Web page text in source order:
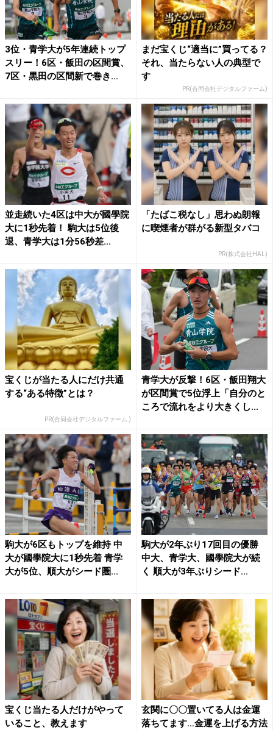
3位・青学大が5年連続トップ
スリー！6区・飯田の区間賞、
7区・黒田の区間新で巻き...
まだ宝くじ“適当に”買ってる？
それ、当たらない人の典型で
す
PR(合同会社デジタルファーム)
並走続いた4区は中大が國學院
大に1秒先着！ 駒大は5位後
退、青学大は1分56秒差...
「たばこ税なし」思わぬ朗報
に喫煙者が群がる新型タバコ
PR(株式会社HAL)
宝くじが当たる人にだけ共通
する“ある特徴”とは？
PR(合同会社デジタルファーム )
青学大が反撃！6区・飯田翔大
が区間賞で5位浮上「自分のと
ころで流れをより大きくし...
駒大が6区もトップを維持 中
大が國學院大に1秒先着 青学
大が5位、順大がシード圏...
駒大が2年ぶり17回目の優勝
中大、青学大、國學院大が続
く 順大が3年ぶりシード...
宝くじ当たる人だけがやって
いること、教えます
玄関に〇〇置いてる人は金運
落ちてます…金運を上げる方法